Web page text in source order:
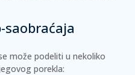
saobraćaja
može podeliti u nekoliko
porekla: